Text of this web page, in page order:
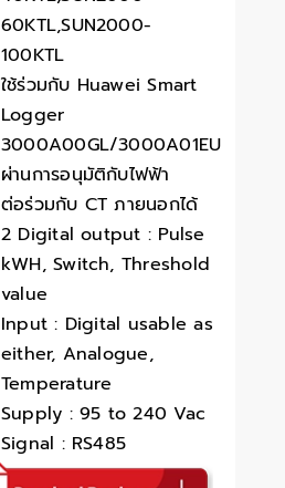
60KTL,SUN2000-
100KTL
ใช้ร่วมกับ Huawei Smart
Logger
3000A00GL/3000A01EU
ผ่านการอนุมัติกับไฟฟ้า
ต่อร่วมกับ CT ภายนอกได้
2 Digital output : Pulse
kWH, Switch, Threshold
value
Input : Digital usable as
either, Analogue,
Temperature
Supply : 95 to 240 Vac
Signal : RS485